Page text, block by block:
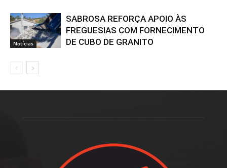
Notícias
SABROSA REFORÇA APOIO ÀS
FREGUESIAS COM FORNECIMENTO
DE CUBO DE GRANITO